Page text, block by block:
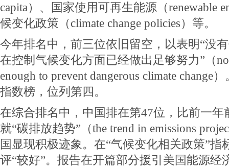
capita）、国家使用可再生能源（renewable
候变化政策（climate change policies）等。
今年排名中，前三位依旧留空，以表明“没
在控制气候变化方面已经做出足够努力”（
enough to prevent dangerous climate change
指数榜，位列第四。
在综合排名中，中国排在第47位，比前一年
就“碳排放趋势”（the trend in emissions
国显现积极迹象。在“气候变化相关政策”指
评“较好”。报告在开篇部分援引美国能源经